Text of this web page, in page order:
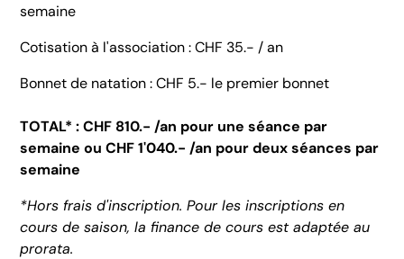
semaine
Cotisation à l'association : CHF 35.- / an
Bonnet de natation : CHF 5.- le premier bonnet
TOTAL* : CHF 810.- /an pour une séance par
semaine ou CHF 1'040.- /an pour deux séances par
semaine
*Hors frais d'inscription. Pour les inscriptions en
cours de saison, la finance de cours est adaptée au
prorata.